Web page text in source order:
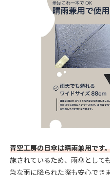
青空工房の日傘は晴雨兼用です
施されているため、雨傘として
急な雨に降られた際も安心でき